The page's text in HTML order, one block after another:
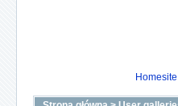
Homesite